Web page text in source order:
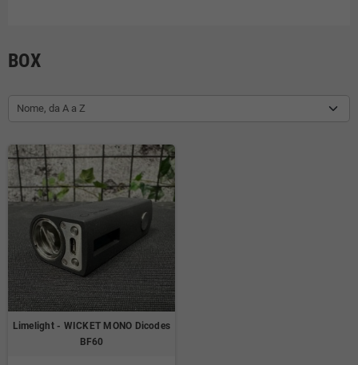
BOX
Nome, da A a Z
Limelight - WICKET MONO Dicodes
BF60